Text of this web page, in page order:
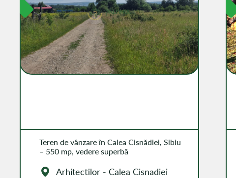
Teren de vânzare în Calea Cisnădiei, Sibiu
– 550 mp, vedere superbă
Arhitectilor - Calea Cisnadiei